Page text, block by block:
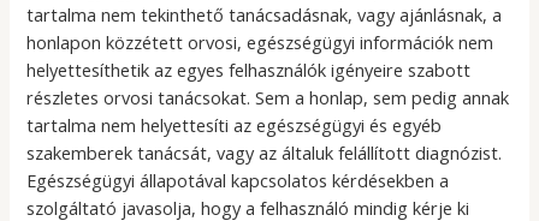
tartalma nem tekinthető tanácsadásnak, vagy ajánlásnak, a
honlapon közzétett orvosi, egészségügyi információk nem
helyettesíthetik az egyes felhasználók igényeire szabott
részletes orvosi tanácsokat. Sem a honlap, sem pedig annak
tartalma nem helyettesíti az egészségügyi és egyéb
szakemberek tanácsát, vagy az általuk felállított diagnózist.
Egészségügyi állapotával kapcsolatos kérdésekben a
szolgáltató javasolja, hogy a felhasználó mindig kérje ki